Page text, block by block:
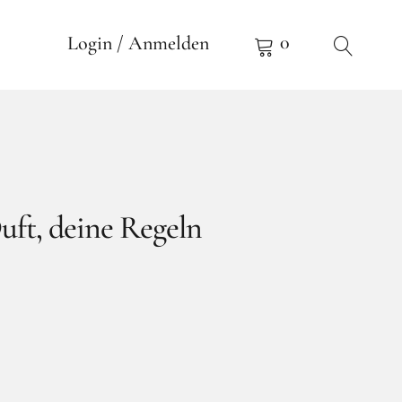
Login / Anmelden 0
deine Regeln